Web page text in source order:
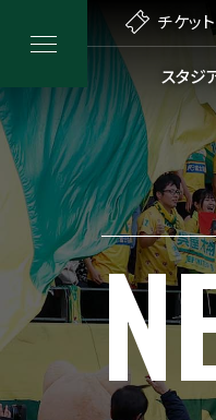
チケット
スタジ